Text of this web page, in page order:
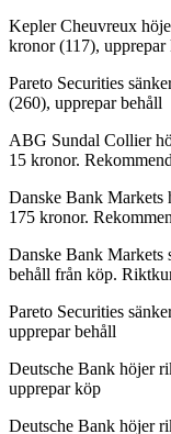
Kepler Cheuvreux
kronor (117), upprepar
Pareto Securities
(260), upprepar behåll
ABG Sundal Collier
15 kronor.
Danske Bank
175 kronor.
Danske Bank Markets
behåll från köp.
Pareto Securities
upprepar behåll
Deutsche Bank höjer
upprepar köp
Deutsche Bank höjer